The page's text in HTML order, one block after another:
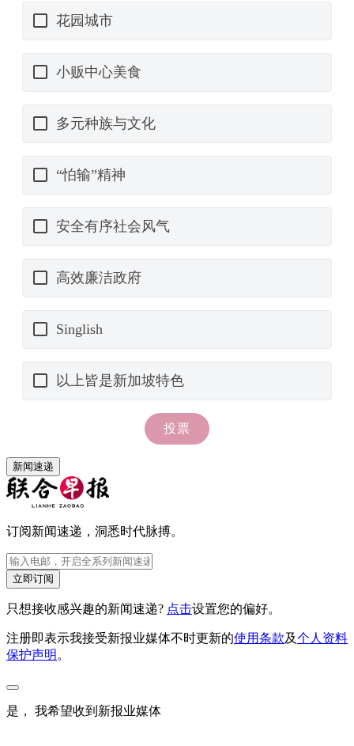
新闻速递
订阅新闻速递，洞悉时代脉搏。
立即订阅
只想接收感兴趣的新闻速递? 点击设置您的偏好。
注册即表示我接受新报业媒体不时更新的使用条款及个人资料
保护声明 。
是， 我希望收到新报业媒体